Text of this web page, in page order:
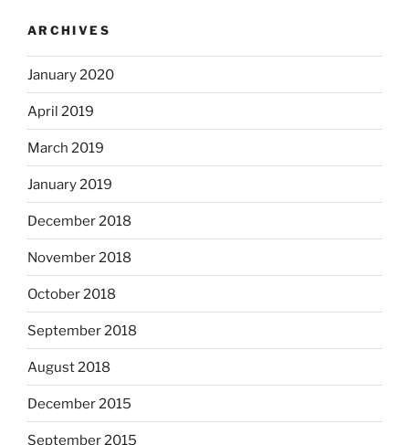
ARCHIVES
January 2020
April 2019
March 2019
January 2019
December 2018
November 2018
October 2018
September 2018
August 2018
December 2015
September 2015